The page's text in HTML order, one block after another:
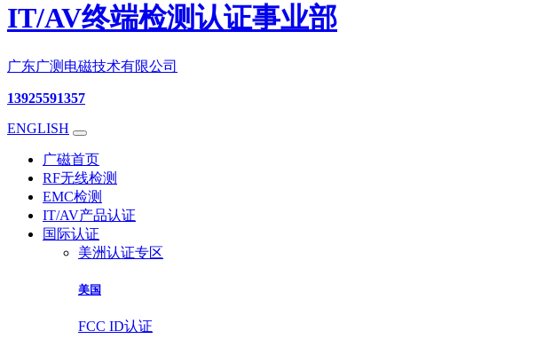
IT/AV终端检测认证事业部
广东广测电磁技术有限公司
13925591357
ENGLISH
广磁首页
RF无线检测
EMC检测
IT/AV产品认证
国际认证
美洲认证专区
美国
FCC ID认证